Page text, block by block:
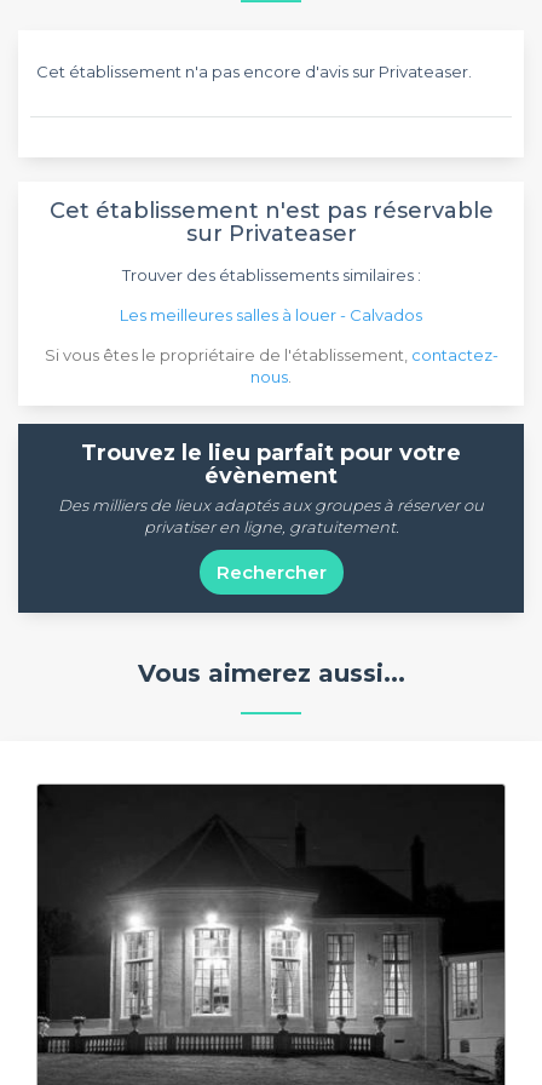
Cet établissement n'a pas encore d'avis sur Privateaser.
Cet établissement n'est pas réservable
sur Privateaser
Trouver des établissements similaires :
Les meilleures salles à louer - Calvados
Si vous êtes le propriétaire de l'établissement, contactez-
nous
Trouvez le lieu parfait pour votre
évènement
Des milliers de lieux adaptés aux groupes à réserver ou
privatiser en ligne, gratuitement.
Rechercher
Vous aimerez aussi...